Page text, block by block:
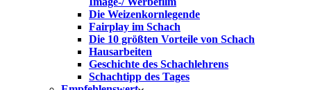
Die Weizenkornlegende
Fairplay im Schach
Die 10 größten Vorteile von Schach‎
Hausarbeiten
Geschichte des Schachlehrens
Schachtipp des Tages